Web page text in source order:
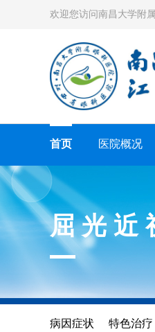
欢迎您访问南昌大学附
首页 医院概况
屈光近
病因症状 特色治疗